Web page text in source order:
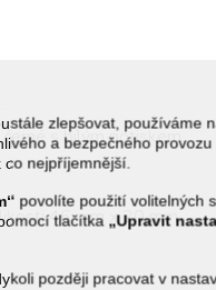
zlepšovat, používáme
a bezpečného
nejpříjemnější.
povolíte použití volitelných
tlačítka „Upravit
později pracovat v
s bílým potiskem.
46 mm x 20 mm.